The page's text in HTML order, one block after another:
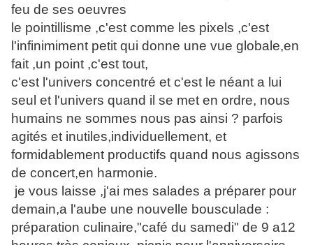
feu de ses oeuvres
le pointillisme ,c'est comme les pixels ,c'est
l'infinimiment petit qui donne une vue globale,en
fait ,un point ,c'est tout,
c'est l'univers concentré et c'est le néant a lui
seul et l'univers quand il se met en ordre, nous
humains ne sommes nous pas ainsi ? parfois
agités et inutiles,individuellement, et
formidablement productifs quand nous agissons
de concert,en harmonie.
je vous laisse ,j'ai mes salades a préparer pour
demain,a l'aube une nouvelle bousculade :
préparation culinaire,"café du samedi" de 9 a12